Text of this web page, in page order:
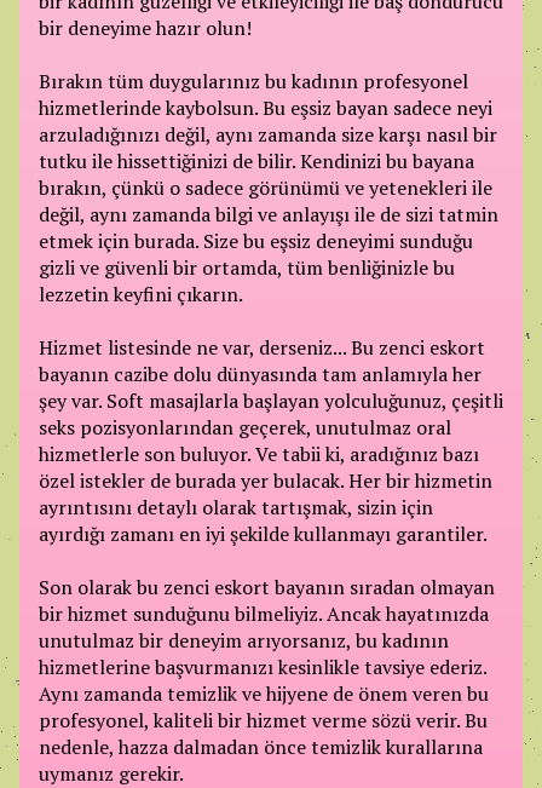
bir deneyime hazır olun!
Bırakın tüm duygularınız bu kadının profesyonel
hizmetlerinde kaybolsun. Bu eşsiz bayan sadece neyi
arzuladığınızı değil, aynı zamanda size karşı nasıl bir
tutku ile hissettiğinizi de bilir. Kendinizi bu bayana
bırakın, çünkü o sadece görünümü ve yetenekleri ile
değil, aynı zamanda bilgi ve anlayışı ile de sizi tatmin
etmek için burada. Size bu eşsiz deneyimi sunduğu
gizli ve güvenli bir ortamda, tüm benliğinizle bu
lezzetin keyfini çıkarın.
Hizmet listesinde ne var, derseniz... Bu zenci eskort
bayanın cazibe dolu dünyasında tam anlamıyla her
şey var. Soft masajlarla başlayan yolculuğunuz, çeşitli
seks pozisyonlarından geçerek, unutulmaz oral
hizmetlerle son buluyor. Ve tabii ki, aradığınız bazı
özel istekler de burada yer bulacak. Her bir hizmetin
ayrıntısını detaylı olarak tartışmak, sizin için
ayırdığı zamanı en iyi şekilde kullanmayı garantiler.
Son olarak bu zenci eskort bayanın sıradan olmayan
bir hizmet sunduğunu bilmeliyiz. Ancak hayatınızda
unutulmaz bir deneyim arıyorsanız, bu kadının
hizmetlerine başvurmanızı kesinlikle tavsiye ederiz.
Aynı zamanda temizlik ve hijyene de önem veren bu
profesyonel, kaliteli bir hizmet verme sözü verir. Bu
nedenle, hazza dalmadan önce temizlik kurallarına
uymanız gerekir.